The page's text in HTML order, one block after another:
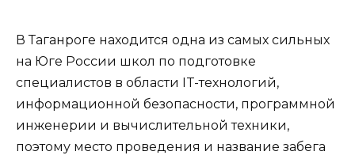
В Таганроге находится одна из самых сильных
на Юге России школ по подготовке
специалистов в области IT-технологий,
информационной безопасности, программной
инженерии и вычислительной техники,
поэтому место проведения и название забега